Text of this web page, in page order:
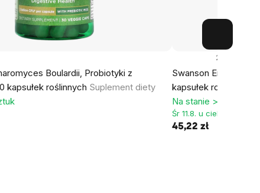
Boulardii, Probiotyki z
kapsułek roślinnych Suplement diety
Swanson Enzym
kapsułek roślinnych
2x
Na stanie > 5 sztuk
Śr 11.8. u ciebie
45,22 zł